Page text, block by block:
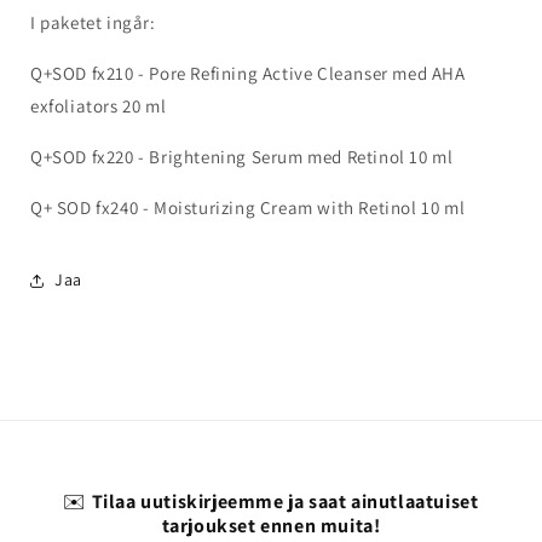
I paketet ingår:
Q+SOD fx210 - Pore Refining Active Cleanser med AHA
exfoliators 20 ml
Q+SOD fx220 - Brightening Serum med Retinol 10 ml
Q+ SOD fx240 - Moisturizing Cream with Retinol 10 ml
Jaa
✉️ Tilaa uutiskirjeemme ja saat ainutlaatuiset
tarjoukset ennen muita!